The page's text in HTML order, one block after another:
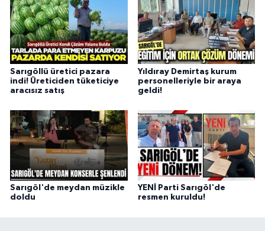
Sarıgöllü üretici pazara
indi! Üreticiden tüketiciye
aracısız satış
Yıldıray Demirtaş kurum
personelleriyle bir araya
geldi!
Sarıgöl'de meydan müzikle
doldu
YENİ Parti Sarıgöl'de
resmen kuruldu!